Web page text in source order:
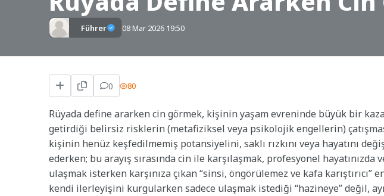
Führer 08 Mar 2026 19:50
0 80
Rüyada define ararken cin görmek, kişinin yaşam evreninde büyük bir
getirdiği belirsiz risklerin (metafiziksel veya psikolojik engellerin)
kişinin henüz keşfedilmemiş potansiyelini, saklı rızkını veya hayatını
ederken; bu arayış sırasında cin ile karşılaşmak, profesyonel hayatınızda
ulaşmak isterken karşınıza çıkan “sinsi, öngörülemez ve kafa
kendi ilerleyişini kurgularken sadece ulaşmak istediği “hazineye” değil,